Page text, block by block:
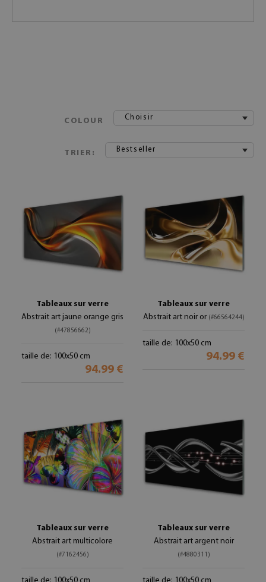
COLOUR Choisir
TRIER: Bestseller
Tableaux sur verre
Abstrait art jaune orange gris
(#47856662)
taille de: 100x50 cm
94.99 €
Tableaux sur verre
Abstrait art noir or (#66564244)
taille de: 100x50 cm
94.99 €
Tableaux sur verre
Abstrait art multicolore
(#7162456)
Tableaux sur verre
Abstrait art argent noir
(#4880311)